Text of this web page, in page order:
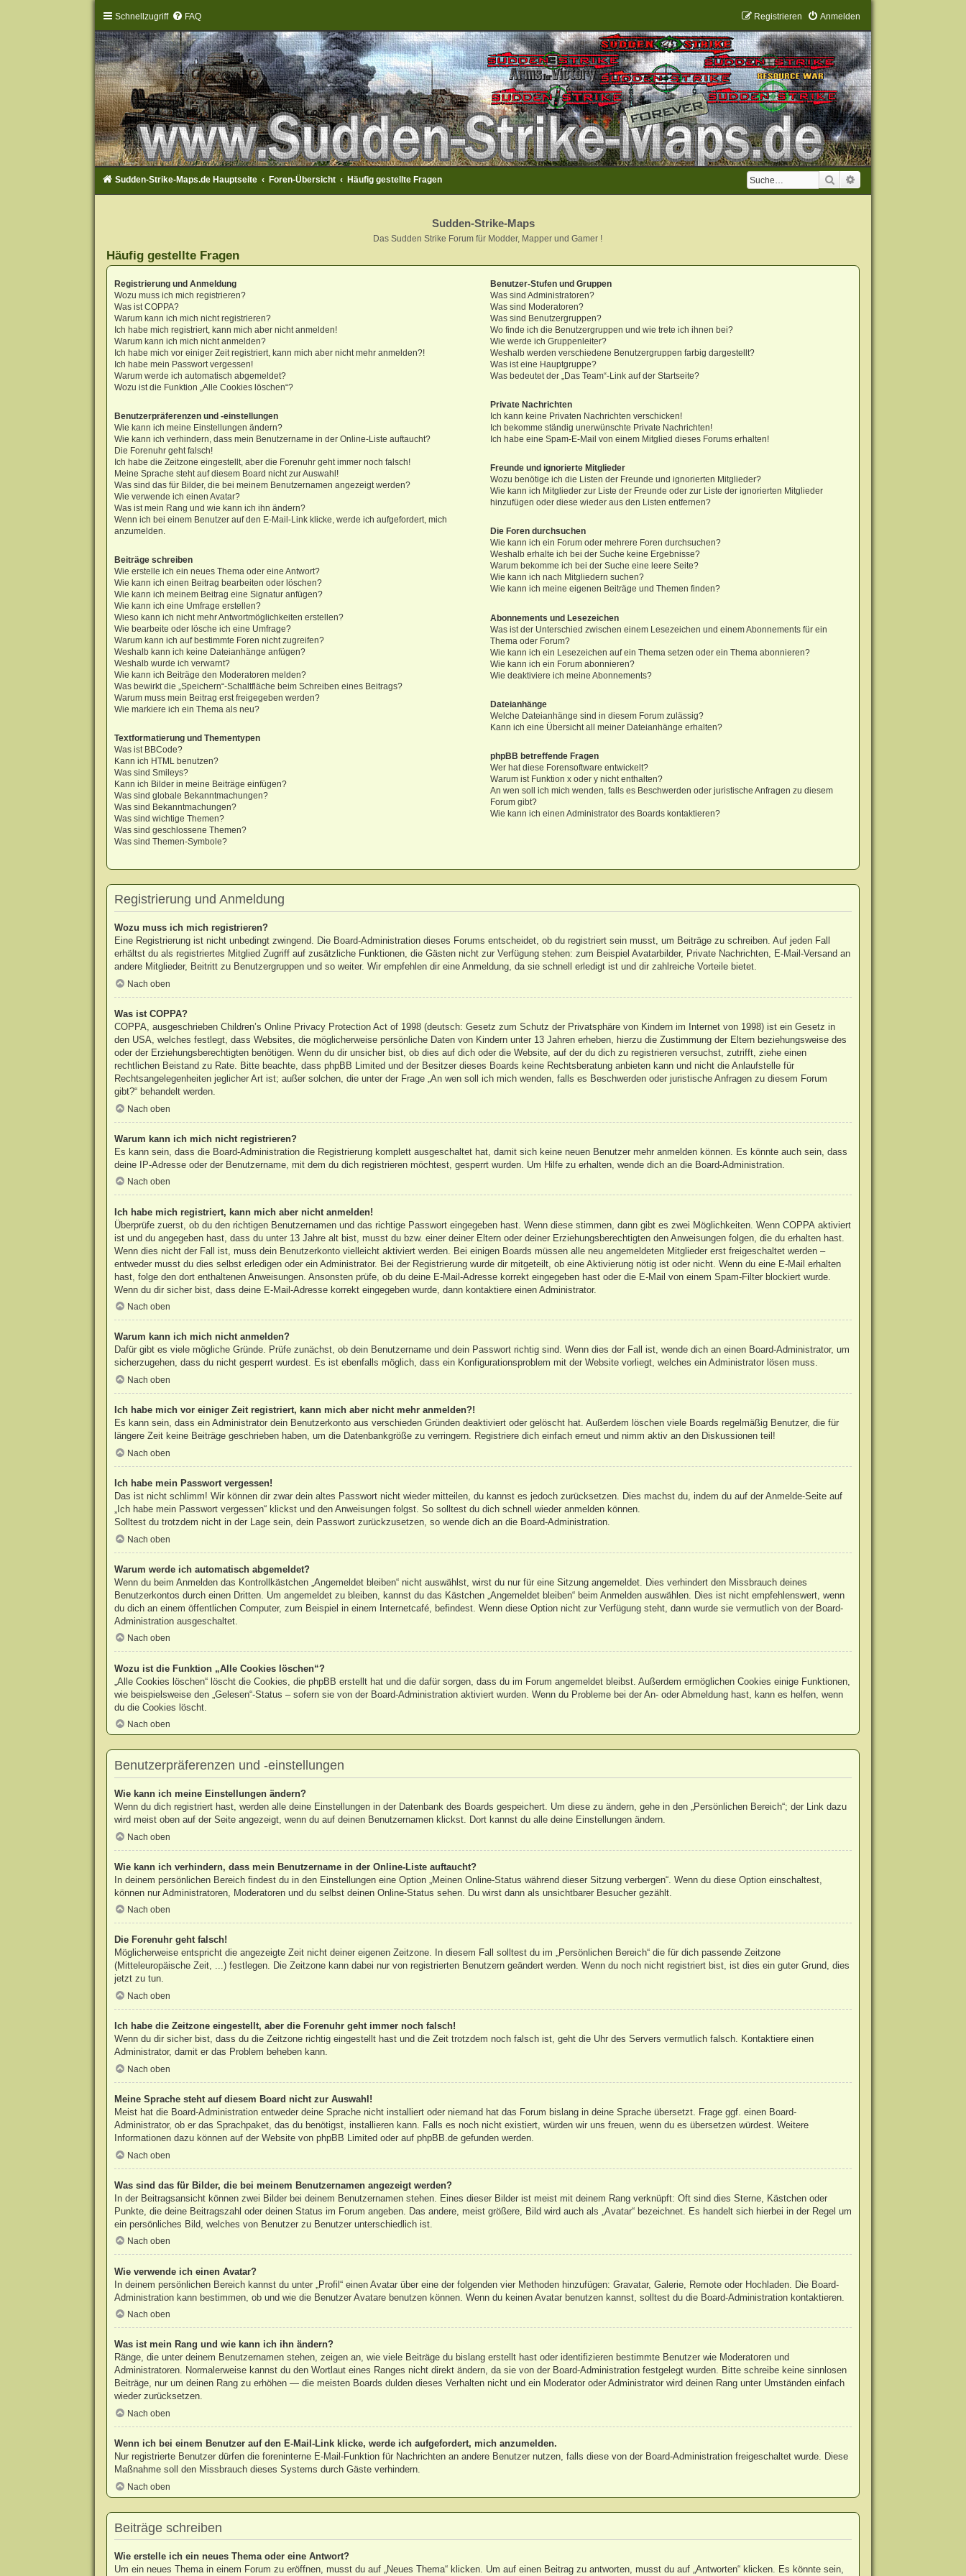
Schnellzugriff FAQ Anmelden
Registrieren
Suche
Sudden-Strike-Maps.de Hauptseite Foren-Übersicht Häufig gestellte Fragen
Sudden-Strike-Maps
Das Sudden Strike Forum für Modder, Mapper und Gamer !
Häufig gestellte Fragen
Registrierung und Anmeldung
Wozu muss ich mich registrieren?
Was ist COPPA?
Warum kann ich mich nicht registrieren?
Ich habe mich registriert, kann mich aber nicht anmelden!
Warum kann ich mich nicht anmelden?
Ich habe mich vor einiger Zeit registriert, kann mich aber nicht mehr anmelden?!
Ich habe mein Passwort vergessen!
Warum werde ich automatisch abgemeldet?
Wozu ist die Funktion „Alle Cookies löschen“?
Benutzerpräferenzen und -einstellungen
Wie kann ich meine Einstellungen ändern?
Wie kann ich verhindern, dass mein Benutzername in der Online-Liste auftaucht?
Die Forenuhr geht falsch!
Ich habe die Zeitzone eingestellt, aber die Forenuhr geht immer noch falsch!
Meine Sprache steht auf diesem Board nicht zur Auswahl!
Was sind das für Bilder, die bei meinem Benutzernamen angezeigt werden?
Wie verwende ich einen Avatar?
Was ist mein Rang und wie kann ich ihn ändern?
Wenn ich bei einem Benutzer auf den E-Mail-Link klicke, werde ich aufgefordert, mich
anzumelden.
Beiträge schreiben
Wie erstelle ich ein neues Thema oder eine Antwort?
Wie kann ich einen Beitrag bearbeiten oder löschen?
Wie kann ich meinem Beitrag eine Signatur anfügen?
Wie kann ich eine Umfrage erstellen?
Wieso kann ich nicht mehr Antwortmöglichkeiten erstellen?
Wie bearbeite oder lösche ich eine Umfrage?
Warum kann ich auf bestimmte Foren nicht zugreifen?
Weshalb kann ich keine Dateianhänge anfügen?
Weshalb wurde ich verwarnt?
Wie kann ich Beiträge den Moderatoren melden?
Was bewirkt die „Speichern“-Schaltfläche beim Schreiben eines Beitrags?
Warum muss mein Beitrag erst freigegeben werden?
Wie markiere ich ein Thema als neu?
Textformatierung und Thementypen
Was ist BBCode?
Kann ich HTML benutzen?
Was sind Smileys?
Kann ich Bilder in meine Beiträge einfügen?
Was sind globale Bekanntmachungen?
Was sind Bekanntmachungen?
Was sind wichtige Themen?
Was sind geschlossene Themen?
Was sind Themen-Symbole?
Benutzer-Stufen und Gruppen
Was sind Administratoren?
Was sind Moderatoren?
Was sind Benutzergruppen?
Wo finde ich die Benutzergruppen und wie trete ich ihnen bei?
Wie werde ich Gruppenleiter?
Weshalb werden verschiedene Benutzergruppen farbig dargestellt?
Was ist eine Hauptgruppe?
Was bedeutet der „Das Team“-Link auf der Startseite?
Private Nachrichten
Ich kann keine Privaten Nachrichten verschicken!
Ich bekomme ständig unerwünschte Private Nachrichten!
Ich habe eine Spam-E-Mail von einem Mitglied dieses Forums erhalten!
Freunde und ignorierte Mitglieder
Wozu benötige ich die Listen der Freunde und ignorierten Mitglieder?
Wie kann ich Mitglieder zur Liste der Freunde oder zur Liste der ignorierten Mitglieder
hinzufügen oder diese wieder aus den Listen entfernen?
Die Foren durchsuchen
Wie kann ich ein Forum oder mehrere Foren durchsuchen?
Weshalb erhalte ich bei der Suche keine Ergebnisse?
Warum bekomme ich bei der Suche eine leere Seite?
Wie kann ich nach Mitgliedern suchen?
Wie kann ich meine eigenen Beiträge und Themen finden?
Abonnements und Lesezeichen
Was ist der Unterschied zwischen einem Lesezeichen und einem Abonnements für ein
Thema oder Forum?
Wie kann ich ein Lesezeichen auf ein Thema setzen oder ein Thema abonnieren?
Wie kann ich ein Forum abonnieren?
Wie deaktiviere ich meine Abonnements?
Dateianhänge
Welche Dateianhänge sind in diesem Forum zulässig?
Kann ich eine Übersicht all meiner Dateianhänge erhalten?
phpBB betreffende Fragen
Wer hat diese Forensoftware entwickelt?
Warum ist Funktion x oder y nicht enthalten?
An wen soll ich mich wenden, falls es Beschwerden oder juristische Anfragen zu diesem
Forum gibt?
Wie kann ich einen Administrator des Boards kontaktieren?
Registrierung und Anmeldung
Wozu muss ich mich registrieren?
Eine Registrierung ist nicht unbedingt zwingend. Die Board-Administration dieses Forums entscheidet, ob du registriert sein musst, um Beiträge zu schreiben. Auf jeden Fall
erhältst du als registriertes Mitglied Zugriff auf zusätzliche Funktionen, die Gästen nicht zur Verfügung stehen: zum Beispiel Avatarbilder, Private Nachrichten, E-Mail-Versand an
andere Mitglieder, Beitritt zu Benutzergruppen und so weiter. Wir empfehlen dir eine Anmeldung, da sie schnell erledigt ist und dir zahlreiche Vorteile bietet.
Nach oben
Was ist COPPA?
COPPA, ausgeschrieben Children’s Online Privacy Protection Act of 1998 (deutsch: Gesetz zum Schutz der Privatsphäre von Kindern im Internet von 1998) ist ein Gesetz in
den USA, welches festlegt, dass Websites, die möglicherweise persönliche Daten von Kindern unter 13 Jahren erheben, hierzu die Zustimmung der Eltern beziehungsweise des
oder der Erziehungsberechtigten benötigen. Wenn du dir unsicher bist, ob dies auf dich oder die Website, auf der du dich zu registrieren versuchst, zutrifft, ziehe einen
rechtlichen Beistand zu Rate. Bitte beachte, dass phpBB Limited und der Besitzer dieses Boards keine Rechtsberatung anbieten kann und nicht die Anlaufstelle für
Rechtsangelegenheiten jeglicher Art ist; außer solchen, die unter der Frage „An wen soll ich mich wenden, falls es Beschwerden oder juristische Anfragen zu diesem Forum
gibt?“ behandelt werden.
Nach oben
Warum kann ich mich nicht registrieren?
Es kann sein, dass die Board-Administration die Registrierung komplett ausgeschaltet hat, damit sich keine neuen Benutzer mehr anmelden können. Es könnte auch sein, dass
deine IP-Adresse oder der Benutzername, mit dem du dich registrieren möchtest, gesperrt wurden. Um Hilfe zu erhalten, wende dich an die Board-Administration.
Nach oben
Ich habe mich registriert, kann mich aber nicht anmelden!
Überprüfe zuerst, ob du den richtigen Benutzernamen und das richtige Passwort eingegeben hast. Wenn diese stimmen, dann gibt es zwei Möglichkeiten. Wenn COPPA aktiviert
ist und du angegeben hast, dass du unter 13 Jahre alt bist, musst du bzw. einer deiner Eltern oder deiner Erziehungsberechtigten den Anweisungen folgen, die du erhalten hast.
Wenn dies nicht der Fall ist, muss dein Benutzerkonto vielleicht aktiviert werden. Bei einigen Boards müssen alle neu angemeldeten Mitglieder erst freigeschaltet werden –
entweder musst du dies selbst erledigen oder ein Administrator. Bei der Registrierung wurde dir mitgeteilt, ob eine Aktivierung nötig ist oder nicht. Wenn du eine E-Mail erhalten
hast, folge den dort enthaltenen Anweisungen. Ansonsten prüfe, ob du deine E-Mail-Adresse korrekt eingegeben hast oder die E-Mail von einem Spam-Filter blockiert wurde.
Wenn du dir sicher bist, dass deine E-Mail-Adresse korrekt eingegeben wurde, dann kontaktiere einen Administrator.
Nach oben
Warum kann ich mich nicht anmelden?
Dafür gibt es viele mögliche Gründe. Prüfe zunächst, ob dein Benutzername und dein Passwort richtig sind. Wenn dies der Fall ist, wende dich an einen Board-Administrator, um
sicherzugehen, dass du nicht gesperrt wurdest. Es ist ebenfalls möglich, dass ein Konfigurationsproblem mit der Website vorliegt, welches ein Administrator lösen muss.
Nach oben
Ich habe mich vor einiger Zeit registriert, kann mich aber nicht mehr anmelden?!
Es kann sein, dass ein Administrator dein Benutzerkonto aus verschieden Gründen deaktiviert oder gelöscht hat. Außerdem löschen viele Boards regelmäßig Benutzer, die für
längere Zeit keine Beiträge geschrieben haben, um die Datenbankgröße zu verringern. Registriere dich einfach erneut und nimm aktiv an den Diskussionen teil!
Nach oben
Ich habe mein Passwort vergessen!
Das ist nicht schlimm! Wir können dir zwar dein altes Passwort nicht wieder mitteilen, du kannst es jedoch zurücksetzen. Dies machst du, indem du auf der Anmelde-Seite auf
„Ich habe mein Passwort vergessen“ klickst und den Anweisungen folgst. So solltest du dich schnell wieder anmelden können.
Solltest du trotzdem nicht in der Lage sein, dein Passwort zurückzusetzen, so wende dich an die Board-Administration.
Nach oben
Warum werde ich automatisch abgemeldet?
Wenn du beim Anmelden das Kontrollkästchen „Angemeldet bleiben“ nicht auswählst, wirst du nur für eine Sitzung angemeldet. Dies verhindert den Missbrauch deines
Benutzerkontos durch einen Dritten. Um angemeldet zu bleiben, kannst du das Kästchen „Angemeldet bleiben“ beim Anmelden auswählen. Dies ist nicht empfehlenswert, wenn
du dich an einem öffentlichen Computer, zum Beispiel in einem Internetcafé, befindest. Wenn diese Option nicht zur Verfügung steht, dann wurde sie vermutlich von der Board-
Administration ausgeschaltet.
Nach oben
Wozu ist die Funktion „Alle Cookies löschen“?
„Alle Cookies löschen“ löscht die Cookies, die phpBB erstellt hat und die dafür sorgen, dass du im Forum angemeldet bleibst. Außerdem ermöglichen Cookies einige Funktionen,
wie beispielsweise den „Gelesen“-Status – sofern sie von der Board-Administration aktiviert wurden. Wenn du Probleme bei der An- oder Abmeldung hast, kann es helfen, wenn
du die Cookies löscht.
Nach oben
Benutzerpräferenzen und -einstellungen
Wie kann ich meine Einstellungen ändern?
Wenn du dich registriert hast, werden alle deine Einstellungen in der Datenbank des Boards gespeichert. Um diese zu ändern, gehe in den „Persönlichen Bereich“; der Link dazu
wird meist oben auf der Seite angezeigt, wenn du auf deinen Benutzernamen klickst. Dort kannst du alle deine Einstellungen ändern.
Nach oben
Wie kann ich verhindern, dass mein Benutzername in der Online-Liste auftaucht?
In deinem persönlichen Bereich findest du in den Einstellungen eine Option „Meinen Online-Status während dieser Sitzung verbergen“. Wenn du diese Option einschaltest,
können nur Administratoren, Moderatoren und du selbst deinen Online-Status sehen. Du wirst dann als unsichtbarer Besucher gezählt.
Nach oben
Die Forenuhr geht falsch!
Möglicherweise entspricht die angezeigte Zeit nicht deiner eigenen Zeitzone. In diesem Fall solltest du im „Persönlichen Bereich“ die für dich passende Zeitzone
(Mitteleuropäische Zeit, ...) festlegen. Die Zeitzone kann dabei nur von registrierten Benutzern geändert werden. Wenn du noch nicht registriert bist, ist dies ein guter Grund, dies
jetzt zu tun.
Nach oben
Ich habe die Zeitzone eingestellt, aber die Forenuhr geht immer noch falsch!
Wenn du dir sicher bist, dass du die Zeitzone richtig eingestellt hast und die Zeit trotzdem noch falsch ist, geht die Uhr des Servers vermutlich falsch. Kontaktiere einen
Administrator, damit er das Problem beheben kann.
Nach oben
Meine Sprache steht auf diesem Board nicht zur Auswahl!
Meist hat die Board-Administration entweder deine Sprache nicht installiert oder niemand hat das Forum bislang in deine Sprache übersetzt. Frage ggf. einen Board-
Administrator, ob er das Sprachpaket, das du benötigst, installieren kann. Falls es noch nicht existiert, würden wir uns freuen, wenn du es übersetzen würdest. Weitere
Informationen dazu können auf der Website von phpBB Limited oder auf phpBB.degefunden werden.
Nach oben
Was sind das für Bilder, die bei meinem Benutzernamen angezeigt werden?
In der Beitragsansicht können zwei Bilder bei deinem Benutzernamen stehen. Eines dieser Bilder ist meist mit deinem Rang verknüpft: Oft sind dies Sterne, Kästchen oder
Punkte, die deine Beitragszahl oder deinen Status im Forum angeben. Das andere, meist größere, Bild wird auch als „Avatar“ bezeichnet. Es handelt sich hierbei in der Regel um
ein persönliches Bild, welches von Benutzer zu Benutzer unterschiedlich ist.
Nach oben
Wie verwende ich einen Avatar?
In deinem persönlichen Bereich kannst du unter „Profil“ einen Avatar über eine der folgenden vier Methoden hinzufügen: Gravatar, Galerie, Remote oder Hochladen. Die Board-
Administration kann bestimmen, ob und wie die Benutzer Avatare benutzen können. Wenn du keinen Avatar benutzen kannst, solltest du die Board-Administration kontaktieren.
Nach oben
Was ist mein Rang und wie kann ich ihn ändern?
Ränge, die unter deinem Benutzernamen stehen, zeigen an, wie viele Beiträge du bislang erstellt hast oder identifizieren bestimmte Benutzer wie Moderatoren und
Administratoren. Normalerweise kannst du den Wortlaut eines Ranges nicht direkt ändern, da sie von der Board-Administration festgelegt wurden. Bitte schreibe keine sinnlosen
Beiträge, nur um deinen Rang zu erhöhen — die meisten Boards dulden dieses Verhalten nicht und ein Moderator oder Administrator wird deinen Rang unter Umständen einfach
wieder zurücksetzen.
Nach oben
Wenn ich bei einem Benutzer auf den E-Mail-Link klicke, werde ich aufgefordert, mich anzumelden.
Nur registrierte Benutzer dürfen die foreninterne E-Mail-Funktion für Nachrichten an andere Benutzer nutzen, falls diese von der Board-Administration freigeschaltet wurde. Diese
Maßnahme soll den Missbrauch dieses Systems durch Gäste verhindern.
Nach oben
Beiträge schreiben
Wie erstelle ich ein neues Thema oder eine Antwort?
Um ein neues Thema in einem Forum zu eröffnen, musst du auf „Neues Thema“ klicken. Um auf einen Beitrag zu antworten, musst du auf „Antworten“ klicken. Es könnte sein,